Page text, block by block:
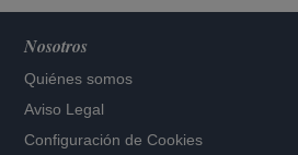
Nosotros
Quiénes somos
Aviso Legal
Configuración de Cookies